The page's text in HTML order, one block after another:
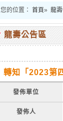
您的位置： 首頁» 龍
龍壽公告區
轉知「2023第
發佈單位
發佈人